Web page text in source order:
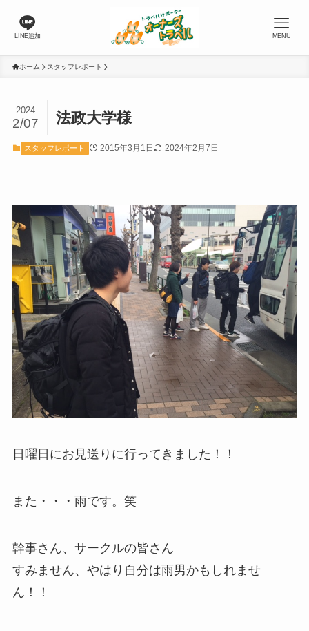
LINE追加 MENU
ホーム スタッフレポート
法政大学様
2024
2/07
スタッフレポート 2015年3月1日 2024年2月7日
日曜日にお見送りに行ってきました！！
また・・・雨です。笑
幹事さん、サークルの皆さん
すみません、やはり自分は雨男かもしれませ
ん！！